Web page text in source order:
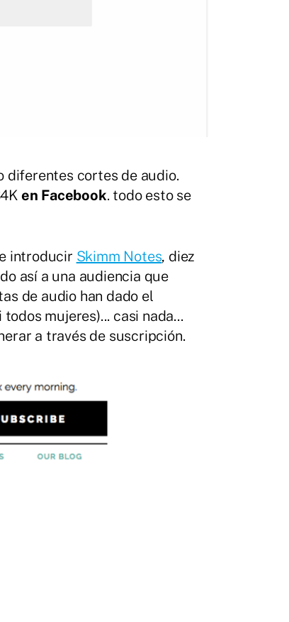
cortes de audio.
en Facebook. todo esto se
introducir Skimm Notes, diez
así a una audiencia que
de audio han dado el
mujeres)... casi nada...
a través de suscripción.